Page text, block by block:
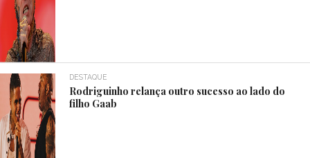
DESTAQUE
Rodriguinho relança outro sucesso ao lado do
filho Gaab